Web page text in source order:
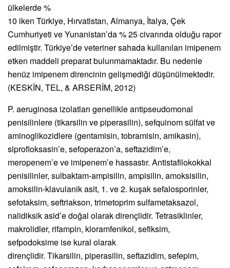
ülkelerde %
10 iken Türkiye, Hırvatistan, Almanya, İtalya, Çek
Cumhuriyeti ve Yunanistan’da % 25 civarında olduğu rapor
edilmiştir. Türkiye’de veteriner sahada kullanılan imipenem
etken maddeli preparat bulunmamaktadır. Bu nedenle
henüz imipenem direncinin gelişmediği düşünülmektedir.
(KESKİN, TEL, & ARSERİM, 2012)
P. aeruginosa izolatları genellikle antipseudomonal
penisilinlere (tikarsilin ve piperasilin), sefquinom sülfat ve
aminoglikozidlere (gentamisin, tobramisin, amikasin),
siprofloksasin’e, sefoperazon’a, seftazidim’e,
meropenem’e ve imipenem’e hassastır. Antistafilokokkal
penisilinler, sulbaktam-ampisilin, ampisilin, amoksisilin,
amoksilin-klavulanik asit, 1. ve 2. kuşak sefalosporinler,
sefotaksim, seftriakson, trimetoprim sulfametaksazol,
nalidiksik asid’e doğal olarak dirençlidir. Tetrasiklinler,
makrolidler, rifampin, kloramfenikol, sefiksim,
sefpodoksime ise kural olarak
dirençlidir. Tikarsilin, piperasilin, seftazidim, sefepim,